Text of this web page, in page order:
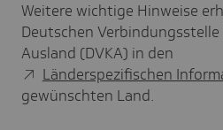
Weitere wichtige Hinweise
Deutschen
Ausland (DVKA) in den
Länderspezifischen
gewünschten Land.